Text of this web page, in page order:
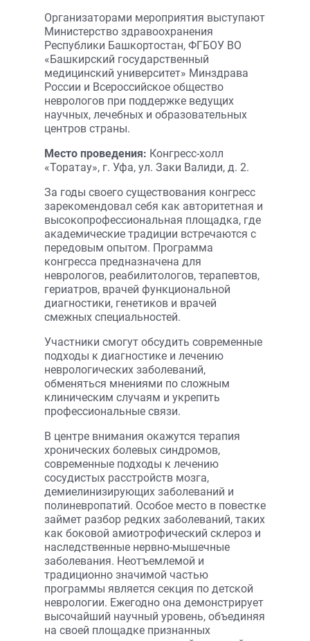
Организаторами мероприятия выступают
Министерство здравоохранения
Республики Башкортостан, ФГБОУ ВО
«Башкирский государственный
медицинский университет» Минздрава
России и Всероссийское общество
неврологов при поддержке ведущих
научных, лечебных и образовательных
центров страны.
Место проведения: Конгресс-холл
«Торатау», г. Уфа, ул. Заки Валиди, д. 2.
За годы своего существования конгресс
зарекомендовал себя как авторитетная и
высокопрофессиональная площадка, где
академические традиции встречаются с
передовым опытом. Программа
конгресса предназначена для
неврологов, реабилитологов, терапевтов,
гериатров, врачей функциональной
диагностики, генетиков и врачей
смежных специальностей.
Участники смогут обсудить современные
подходы к диагностике и лечению
неврологических заболеваний,
обменяться мнениями по сложным
клиническим случаям и укрепить
профессиональные связи.
В центре внимания окажутся терапия
хронических болевых синдромов,
современные подходы к лечению
сосудистых расстройств мозга,
демиелинизирующих заболеваний и
полиневропатий. Особое место в повестке
займет разбор редких заболеваний, таких
как боковой амиотрофический склероз и
наследственные нервно-мышечные
заболевания. Неотъемлемой и
традиционно значимой частью
программы является секция по детской
неврологии. Ежегодно она демонстрирует
высочайший научный уровень, объединяя
на своей площадке признанных